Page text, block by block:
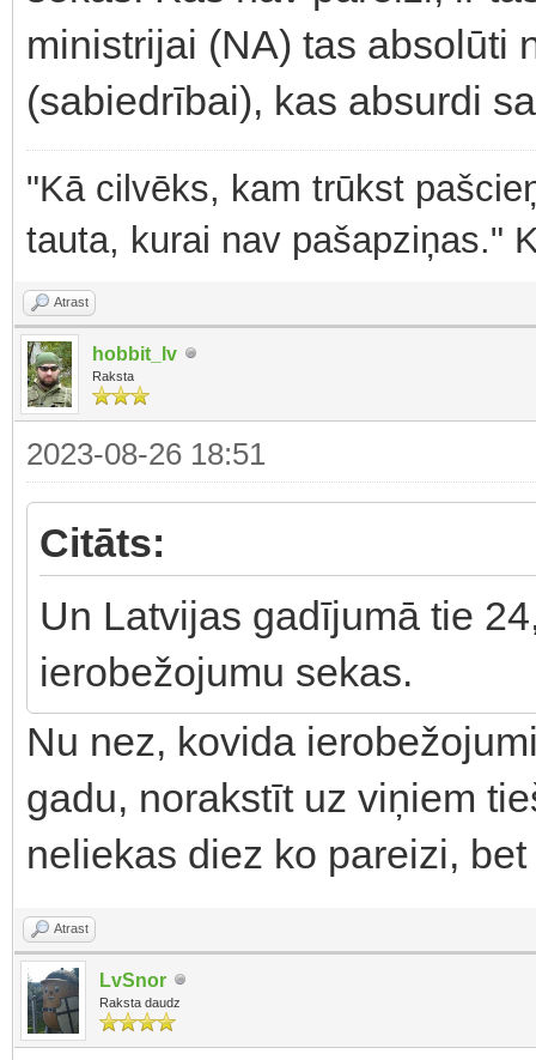
ministrijai (NA) tas absolūti
(sabiedrībai), kas absurdi
"Kā cilvēks, kam trūkst
tauta, kurai nav pašapziņas."
Atrast
hobbit_lv
Raksta
2023-08-26 18:51
Citāts:
Un Latvijas gadījumā tie
ierobežojumu sekas.
Nu nez, kovida
gadu, norakstīt uz viņiem
neliekas diez ko pareizi,
Atrast
LvSnor
Raksta daudz